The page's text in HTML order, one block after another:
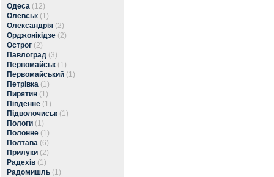
Одеса (12)
Олевськ (1)
Олександрія (2)
Орджонікідзе (2)
Острог (2)
Павлоград (3)
Первомайськ (1)
Первомайський (1)
Петрівка (1)
Пирятин (1)
Південне (1)
Підволочиськ (1)
Пологи (1)
Полонне (1)
Полтава (6)
Прилуки (2)
Радехів (1)
Радомишль (1)